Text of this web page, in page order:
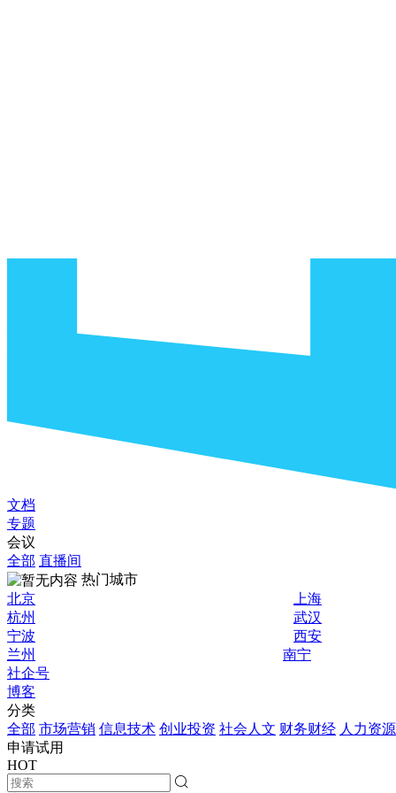
文档
专题
会议
全部 直播间
热门城市
北京
上海
杭州
武汉
宁波
西安
兰州
南宁
社企号
博客
分类
全部 市场营销 信息技术 创业投资 社会人文 财务财经 人力资源
申请试用
HOT